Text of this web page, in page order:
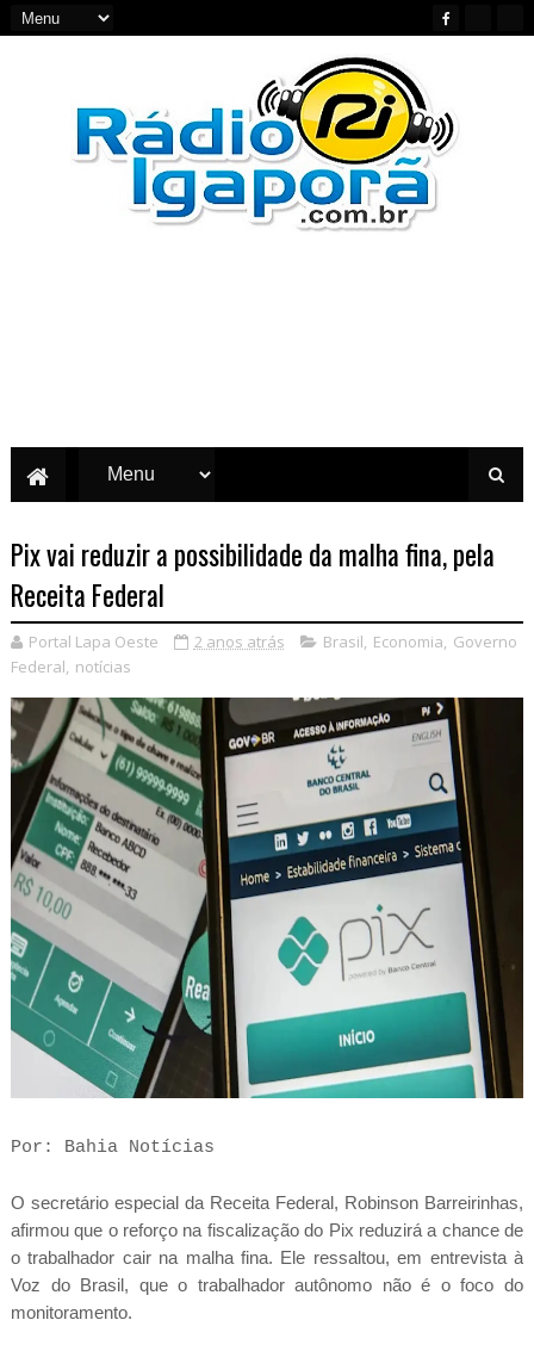
Pix vai reduzir a possibilidade da malha fina, pela
Receita Federal
Portal Lapa Oeste 2 anos atrás Brasil, Economia, Governo
Federal, notícias
Por: Bahia Notícias
O secretário especial da Receita Federal, Robinson Barreirinhas,
afirmou que o reforço na fiscalização do Pix reduzirá a chance de
o trabalhador cair na malha fina. Ele ressaltou, em entrevista à
Voz do Brasil, que o trabalhador autônomo não é o foco do
monitoramento.